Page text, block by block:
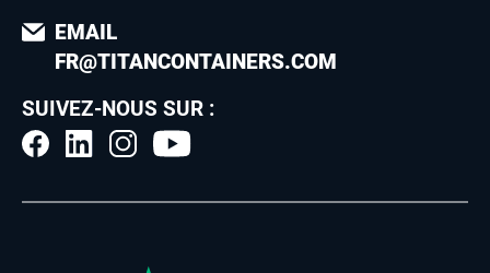
EMAIL
FR@TITANCONTAINERS.COM
SUIVEZ-NOUS SUR :